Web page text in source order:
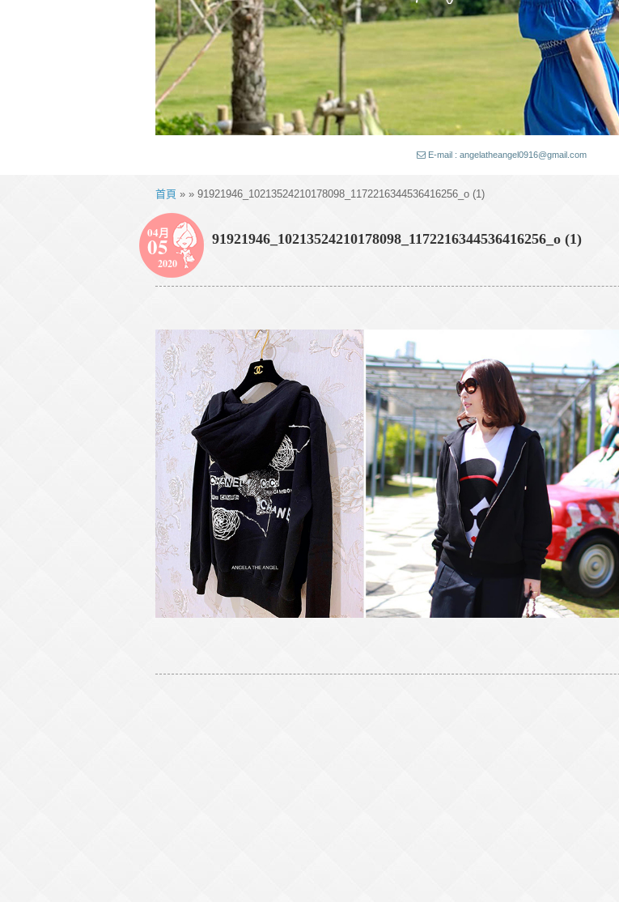
E-mail : angelatheangel0916@gmail.com
首頁 » » 91921946_10213524210178098_1172216344536416256_o (1)
04月
05
2020
91921946_10213524210178098_1172216344536416256_o (1)